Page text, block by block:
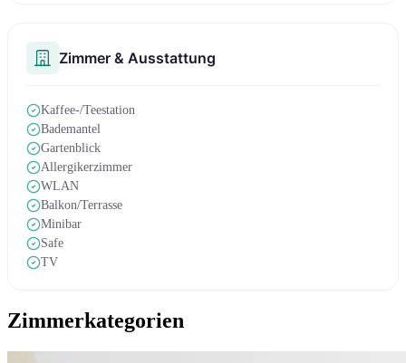
Zimmer & Ausstattung
Kaffee-/Teestation
Bademantel
Gartenblick
Allergikerzimmer
WLAN
Balkon/Terrasse
Minibar
Safe
TV
Zimmerkategorien